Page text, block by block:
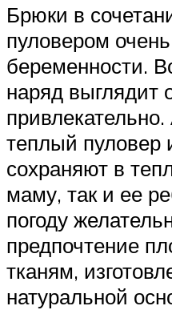
Брюки в
пуловером
беременности.
наряд выглядит
теплый пуловер
сохраняют в
маму, так и ее
погоду
предпочтение
тканям,
натуральной